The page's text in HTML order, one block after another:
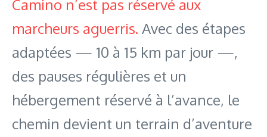
Camino n’est pas réservé aux
marcheurs aguerris. Avec des étapes
adaptées — 10 à 15 km par jour —,
des pauses régulières et un
hébergement réservé à l’avance, le
chemin devient un terrain d’aventure